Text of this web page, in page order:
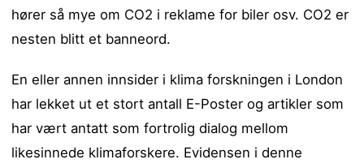
hører så mye om CO2 i reklame for biler osv. CO2 er
nesten blitt et banneord.
En eller annen innsider i klima forskningen i London
har lekket ut et stort antall E-Poster og artikler som
har vært antatt som fortrolig dialog mellom
likesinnede klimaforskere. Evidensen i denne